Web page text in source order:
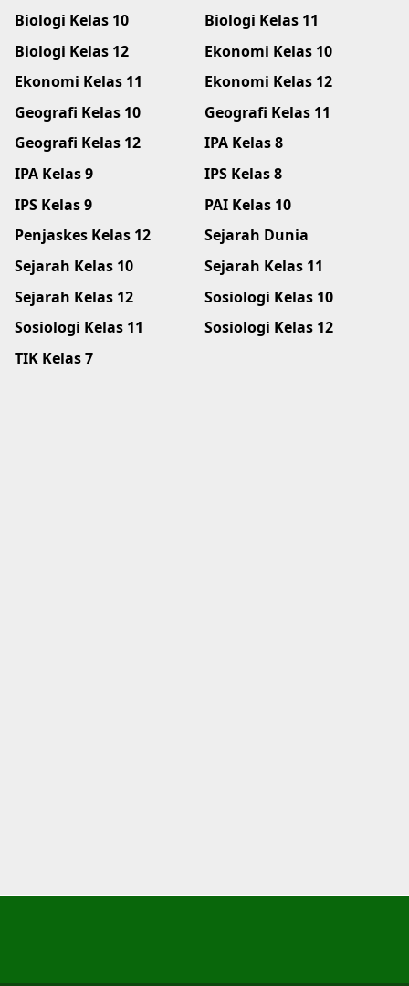
Biologi Kelas 10
Biologi Kelas 11
Biologi Kelas 12
Ekonomi Kelas 10
Ekonomi Kelas 11
Ekonomi Kelas 12
Geografi Kelas 10
Geografi Kelas 11
Geografi Kelas 12
IPA Kelas 8
IPA Kelas 9
IPS Kelas 8
IPS Kelas 9
PAI Kelas 10
Penjaskes Kelas 12
Sejarah Dunia
Sejarah Kelas 10
Sejarah Kelas 11
Sejarah Kelas 12
Sosiologi Kelas 10
Sosiologi Kelas 11
Sosiologi Kelas 12
TIK Kelas 7